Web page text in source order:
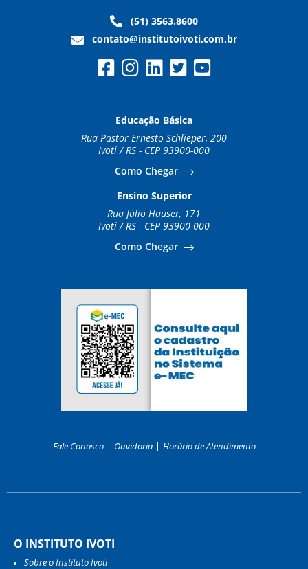
(51) 3563.8600
contato@institutoivoti.com.br
Educação Básica
Rua Pastor Ernesto Schlieper, 200
Ivoti / RS - CEP 93900-000
Como Chegar
Ensino Superior
Rua Júlio Hauser, 171
Ivoti / RS - CEP 93900-000
Como Chegar
Fale Conosco Ouvidoria Horário de Atendimento
O INSTITUTO IVOTI
Sobre o Instituto Ivoti